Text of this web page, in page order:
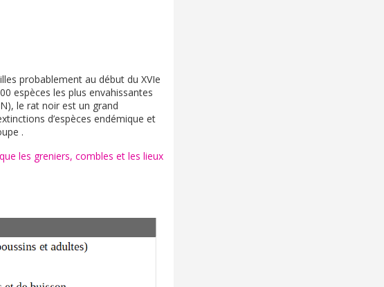
probablement au début du XVIe
espèces les plus envahissantes
le rat noir est un grand
d’espèces endémique et
.
les greniers, combles et les lieux